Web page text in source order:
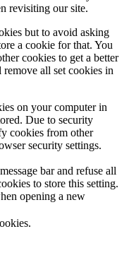
revisiting our site.
but to avoid asking
a cookie for that. You
cookies to get a better
all set cookies in
on your computer in
Due to security
cookies from other
security settings.
bar and refuse all
to store this setting.
opening a new